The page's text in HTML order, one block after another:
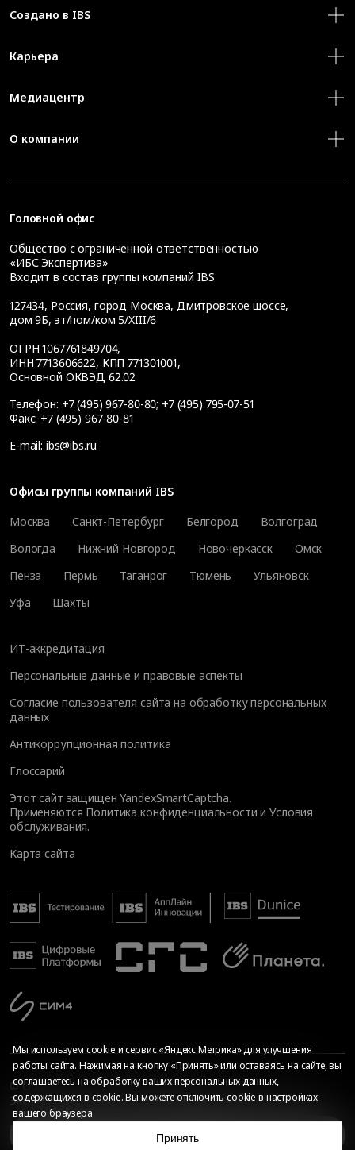
Нужна ли сертификация?
Создано в IBS
Карьера
Медиацентр
О компании
Головной офис
Общество с ограниченной ответственностью
«ИБС Экспертиза»
Входит в состав группы компаний IBS
127434, Россия, город Москва, Дмитровское шоссе,
дом 9Б, эт/пом/ком 5/XIII/6
ОГРН 1067761849704,
ИНН 7713606622, КПП 771301001,
Основной ОКВЭД 62.02
Телефон: +7 (495) 967-80-80; +7 (495) 795-07-51
Факс: +7 (495) 967-80-81
E-mail: ibs@ibs.ru
Офисы группы компаний IBS
Москва
Санкт-Петербург Белгород
Волгоград
Вологда
Нижний Новгород Новочеркасск
Омск
Пенза
Пермь Таганрог Тюмень
Ульяновск
Уфа
Шахты
ИТ-аккредитация
Персональные данные и правовые аспекты
Согласие пользователя сайта на обработку персональных
данных
Антикоррупционная политика
Глоссарий
Этот сайт защищен YandexSmartCaptcha.
Применяются Политика конфиденциальности иУсловия
обслуживания.
Карта сайта
© Общество с ограниченной ответственностью «ИБС
Экспертиза», 2026. Все права защищены
Сопровождение сайта
Мы используем cookie и сервис «Яндекс.Метрика» для улучшения
работы сайта. Нажимая на кнопку «Принять» или оставаясь на сайте, вы
соглашаетесь наобработку ваших персональных данных,
содержащихся в cookie. Вы можете отключить cookie в настройках
вашего браузера
Принять